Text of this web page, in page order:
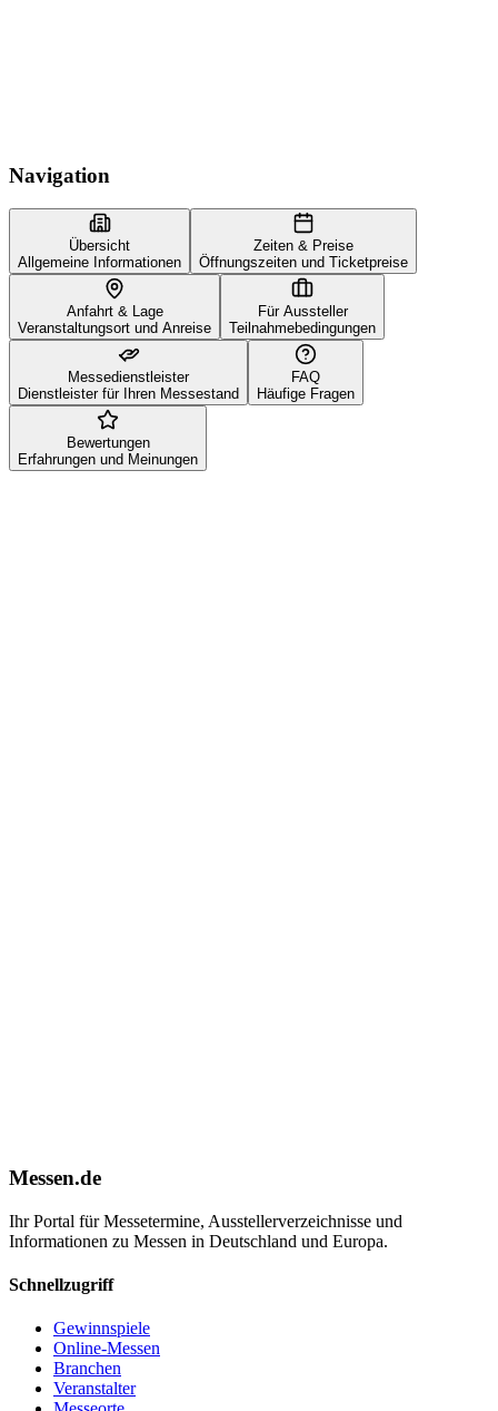
Navigation
Übersicht
Allgemeine Informationen
Zeiten & Preise
Öffnungszeiten und Ticketpreise
Anfahrt & Lage
Veranstaltungsort und Anreise
Für Aussteller
Teilnahmebedingungen
Messedienstleister
Dienstleister für Ihren Messestand
FAQ
Häufige Fragen
Bewertungen
Erfahrungen und Meinungen
Messen.de
Ihr Portal für Messetermine, Ausstellerverzeichnisse und
Informationen zu Messen in Deutschland und Europa.
Schnellzugriff
Gewinnspiele
Online-Messen
Branchen
Veranstalter